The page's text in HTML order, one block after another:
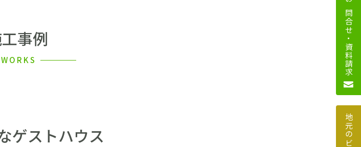
別 荘
事例
WORKS
ゲストハウス
お問合せ・資料請求